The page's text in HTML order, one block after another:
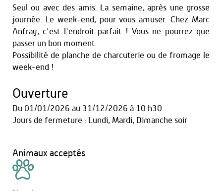
Seul ou avec des amis. La semaine, après une grosse
journée. Le week-end, pour vous amuser. Chez Marc
Anfray, c'est l'endroit parfait ! Vous ne pourrez que
passer un bon moment.
Possibilité de planche de charcuterie ou de fromage le
week-end !
Ouverture
Du 01/01/2026 au 31/12/2026 à 10 h30
Jours de fermeture : Lundi, Mardi, Dimanche soir
Animaux acceptés